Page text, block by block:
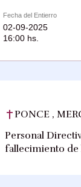
Fecha del Entierro
02-09-2025
16:00 hs.
PONCE ,
Personal
fallecimiento de